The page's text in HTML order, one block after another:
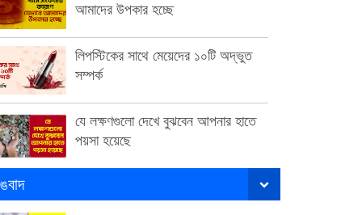
আমাদের উপকার হচ্ছে
লিপস্টিকের সাথে মেয়েদের ১০টি অদ্ভুত
সম্পর্ক
যে লক্ষণগুলো দেখে বুঝবেন আপনার হাতে
পয়সা হয়েছে